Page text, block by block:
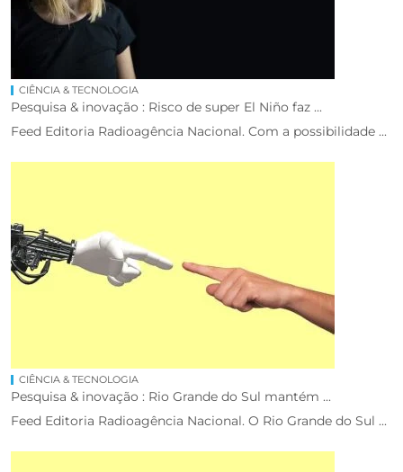
CIÊNCIA & TECNOLOGIA
Pesquisa & inovação : Risco de super El Niño faz ...
Feed Editoria Radioagência Nacional. Com a possibilidade ...
CIÊNCIA & TECNOLOGIA
Pesquisa & inovação : Rio Grande do Sul mantém ...
Feed Editoria Radioagência Nacional. O Rio Grande do Sul ...